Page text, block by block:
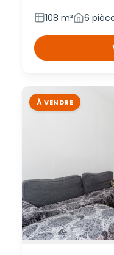
108 m² 6
À VENDRE